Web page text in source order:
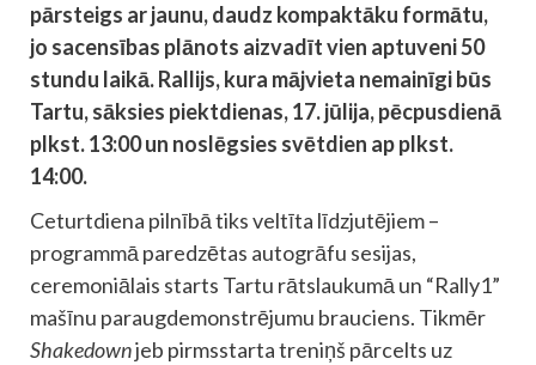
pārsteigs ar jaunu, daudz kompaktāku formātu,
jo sacensības plānots aizvadīt vien aptuveni 50
stundu laikā. Rallijs, kura mājvieta nemainīgi būs
Tartu, sāksies piektdienas, 17. jūlija, pēcpusdienā
plkst. 13:00 un noslēgsies svētdien ap plkst.
14:00.
Ceturtdiena pilnībā tiks veltīta līdzjutējiem –
programmā paredzētas autogrāfu sesijas,
ceremoniālais starts Tartu rātslaukumā un “Rally1”
mašīnu paraugdemonstrējumu brauciens. Tikmēr
Shakedownjeb pirmsstarta treniņš pārcelts uz